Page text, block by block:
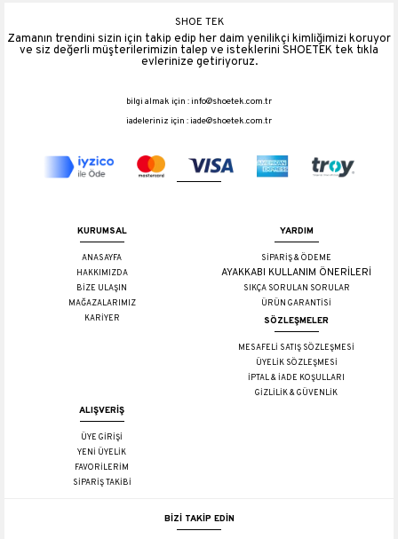
SHOE TEK
Zamanın trendini sizin için takip edip her daim yenilikçi kimliğimizi koruyor
ve siz değerli müşterilerimizin talep ve isteklerini SHOETEK tek tıkla
evlerinize getiriyoruz.
bilgi almak için :info@shoetek.com.tr
iadeleriniz için :iade@shoetek.com.tr
KURUMSAL
ANASAYFA
HAKKIMIZDA
BİZE ULAŞIN
MAĞAZALARIMIZ
KARİYER
YARDIM
SİPARİŞ & ÖDEME
AYAKKABI KULLANIM ÖNERİLERİ
SIKÇA SORULAN SORULAR
ÜRÜN GARANTİSİ
SÖZLEŞMELER
MESAFELİ SATIŞ SÖZLEŞMESİ
ÜYELİK SÖZLEŞMESİ
İPTAL & İADE KOŞULLARI
GİZLİLİK & GÜVENLİK
ALIŞVERİŞ
ÜYE GİRİŞİ
YENİ ÜYELİK
FAVORİLERİM
SİPARİŞ TAKİBİ
BİZİ TAKİP EDİN